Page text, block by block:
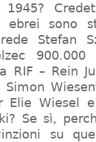
sono
Stefan
– Rein
Elie Wiesel
Se sì,
su